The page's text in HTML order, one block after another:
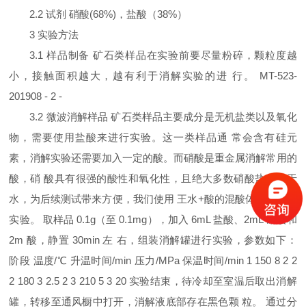
2.2 试剂 硝酸(68%)，盐酸（38%）
3 实验方法
3.1 样品制备 矿石类样品在实验前要尽量粉碎，颗粒度越
小，接触面积越大，越有利于消解实验的进 行。 MT-523-
201908 - 2 -
3.2 微波消解样品 矿石类样品主要成分是无机盐类以及氧化
物，需要使用盐酸来进行实验。这一类样品通 常会含有硅元
素，消解实验还需要加入一定的酸。而硝酸是重金属消解常用的
酸，硝 酸具有很强的酸性和氧化性，且绝大多数硝酸盐易溶于
水，为后续测试带来方便，我们使用 王水+酸的混酸体系来进行
实验。 取样品 0.1g（至 0.1mg），加入 6mL 盐酸、2mL 硝酸和
2m 酸，静置 30min 左 右，组装消解罐进行实验，参数如下：
阶段 温度/℃ 升温时间/min 压力/MPa 保温时间/min 1 150 8 2 2
2 180 3 2.5 2 3 210 5 3 20 实验结束，待冷却至室温后取出消解
罐，转移至通风橱中打开，消解液底部存在黑色颗 粒。 通过分